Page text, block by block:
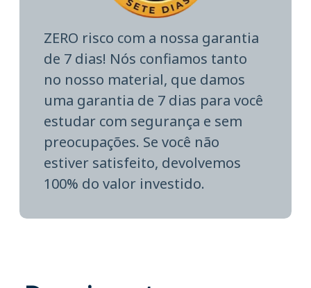
ZERO risco com a nossa garantia
de 7 dias! Nós confiamos tanto
no nosso material, que damos
uma garantia de 7 dias para você
estudar com segurança e sem
preocupações. Se você não
estiver satisfeito, devolvemos
100% do valor investido.